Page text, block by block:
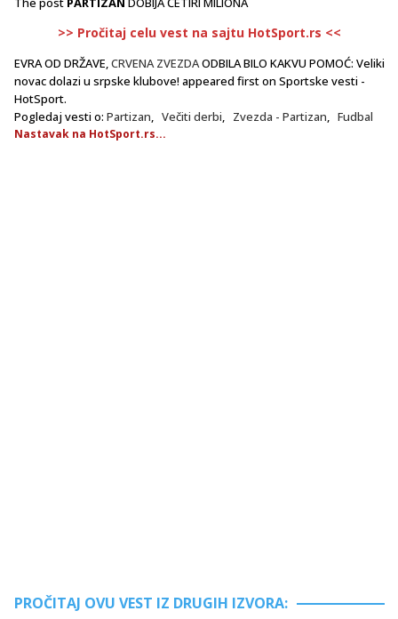
>> Pročitaj celu vest na sajtu HotSport.rs <<
EVRA OD DRŽAVE,CRVENA ZVEZDAODBILA BILO KAKVU POMOĆ: Veliki
novac dolazi u srpske klubove! appeared first on Sportske vesti -
HotSport.
Pogledaj vesti o: Partizan, Večiti derbi, Zvezda - Partizan, Fudbal
Nastavak na HotSport.rs...
PROČITAJ OVU VEST IZ DRUGIH IZVORA: